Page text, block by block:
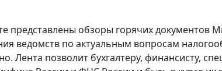
представлены обзоры горячих
ведомств по актуальным вопросам
Лента позволит бухгалтеру, финансисту,